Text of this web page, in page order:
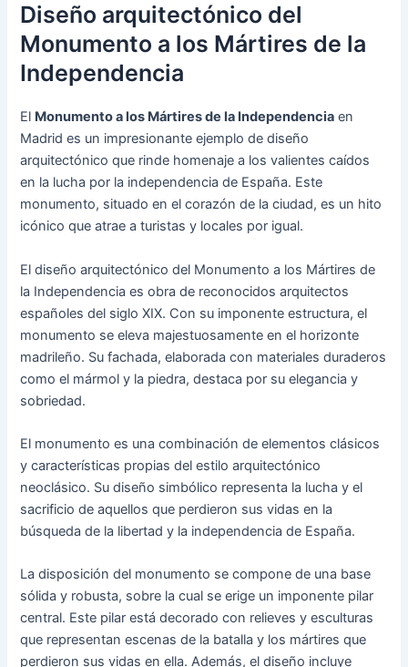
Diseño arquitectónico del
Monumento a los Mártires de la
Independencia
El Monumento a los Mártires de la Independencia en
Madrid es un impresionante ejemplo de diseño
arquitectónico que rinde homenaje a los valientes caídos
en la lucha por la independencia de España. Este
monumento, situado en el corazón de la ciudad, es un hito
icónico que atrae a turistas y locales por igual.
El diseño arquitectónico del Monumento a los Mártires de
la Independencia es obra de reconocidos arquitectos
españoles del siglo XIX. Con su imponente estructura, el
monumento se eleva majestuosamente en el horizonte
madrileño. Su fachada, elaborada con materiales duraderos
como el mármol y la piedra, destaca por su elegancia y
sobriedad.
El monumento es una combinación de elementos clásicos
y características propias del estilo arquitectónico
neoclásico. Su diseño simbólico representa la lucha y el
sacrificio de aquellos que perdieron sus vidas en la
búsqueda de la libertad y la independencia de España.
La disposición del monumento se compone de una base
sólida y robusta, sobre la cual se erige un imponente pilar
central. Este pilar está decorado con relieves y esculturas
que representan escenas de la batalla y los mártires que
perdieron sus vidas en ella. Además, el diseño incluye